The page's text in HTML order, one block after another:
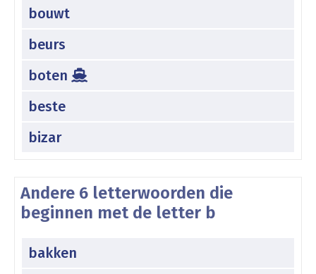
bouwt
beurs
boten
beste
bizar
Andere 6 letterwoorden die
beginnen met de letter b
bakken